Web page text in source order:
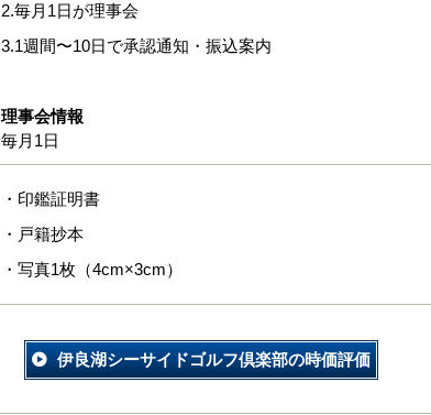
2.毎月1日が理事会
3.1週間〜10日で承認通知・振込案内
理事会情報
毎月1日
・印鑑証明書
・戸籍抄本
・写真1枚（4cm×3cm）
伊良湖シーサイドゴルフ倶楽部の時価評価